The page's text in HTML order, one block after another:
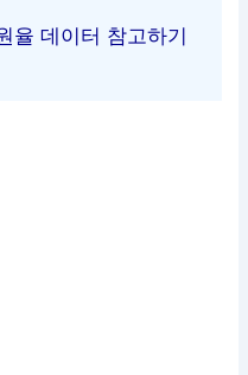
율 데이터 참고하기